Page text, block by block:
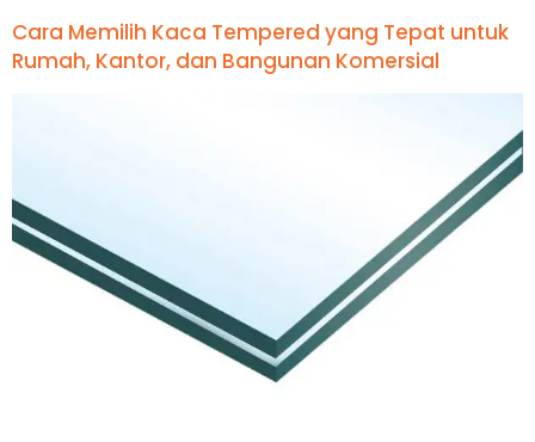
Cara Memilih Kaca Tempered yang Tepat untuk
Rumah, Kantor, dan Bangunan Komersial